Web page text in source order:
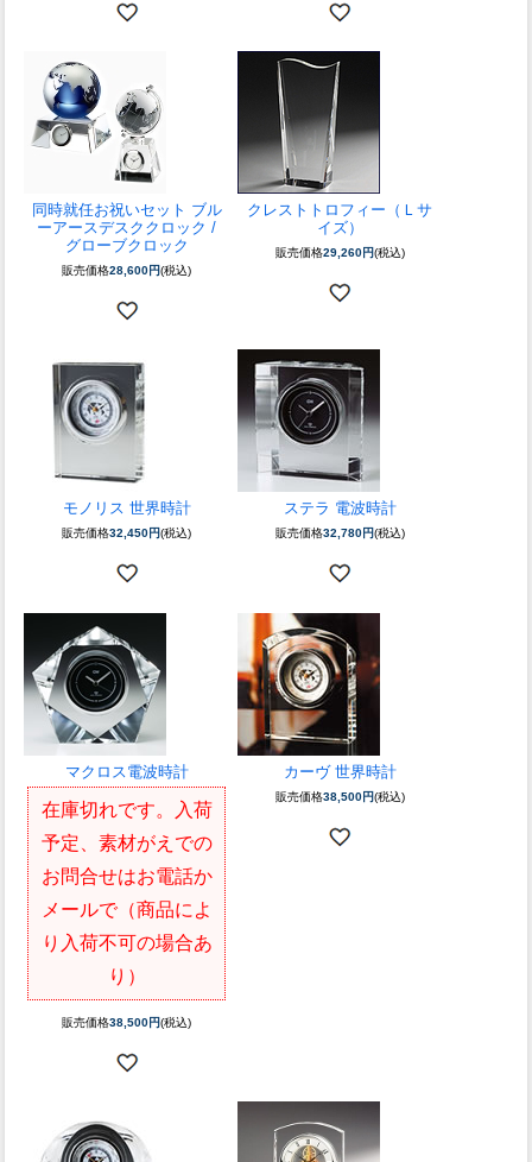
同時就任お祝いセット ブル
ーアースデスククロック /
グローブクロック
販売価格28,600円(税込)
クレストトロフィー（Ｌサ
イズ）
販売価格29,260円(税込)
モノリス 世界時計
販売価格32,450円(税込)
ステラ 電波時計
販売価格32,780円(税込)
マクロス電波時計
在庫切れです。入荷
予定、素材がえでの
お問合せはお電話か
メールで（商品によ
り入荷不可の場合あ
り）
販売価格38,500円(税込)
カーヴ 世界時計
販売価格38,500円(税込)